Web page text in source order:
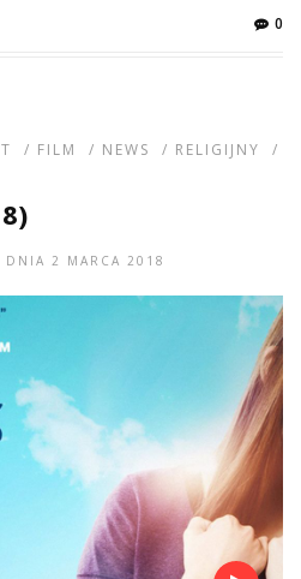
0
/ FILM / NEWS / RELIGIJNY
/
DNIA 2 MARCA 2018